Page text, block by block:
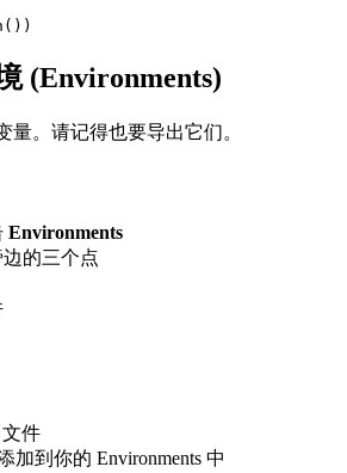
(Environments)
量。请记得也要导出它们。
Environments
的三个点
文件
加到你的 Environments 中